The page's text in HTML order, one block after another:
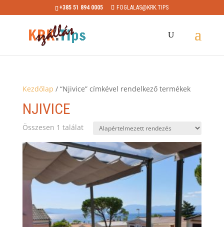
+385 51 894 0005 FOGLALAS@KRK.TIPS
Kezdőlap / “Njivice” címkével rendelkező termékek
NJIVICE
Összesen 1 találat